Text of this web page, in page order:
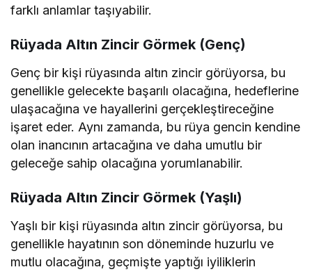
farklı anlamlar taşıyabilir.
Rüyada Altın Zincir Görmek (Genç)
Genç bir kişi rüyasında altın zincir görüyorsa, bu
genellikle gelecekte başarılı olacağına, hedeflerine
ulaşacağına ve hayallerini gerçekleştireceğine
işaret eder. Aynı zamanda, bu rüya gencin kendine
olan inancının artacağına ve daha umutlu bir
geleceğe sahip olacağına yorumlanabilir.
Rüyada Altın Zincir Görmek (Yaşlı)
Yaşlı bir kişi rüyasında altın zincir görüyorsa, bu
genellikle hayatının son döneminde huzurlu ve
mutlu olacağına, geçmişte yaptığı iyiliklerin